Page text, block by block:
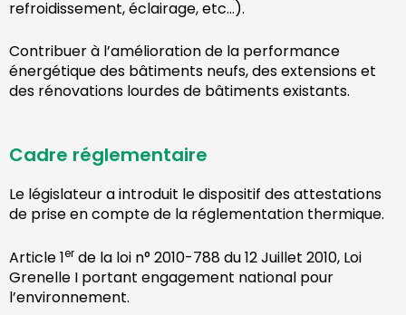
refroidissement, éclairage, etc…).
Contribuer à l’amélioration de la performance
énergétique des bâtiments neufs, des extensions et
des rénovations lourdes de bâtiments existants.
Cadre réglementaire
Le législateur a introduit le dispositif des attestations
de prise en compte de la réglementation thermique.
Article 1er de la loi n° 2010-788 du 12 Juillet 2010, Loi
Grenelle I portant engagement national pour
l’environnement.